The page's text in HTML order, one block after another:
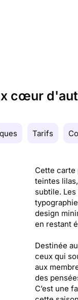
cœur
Tarifs
Cette carte
teintes
subtile.
design
en restant
Destinée
ceux qui
aux
des
C’est une